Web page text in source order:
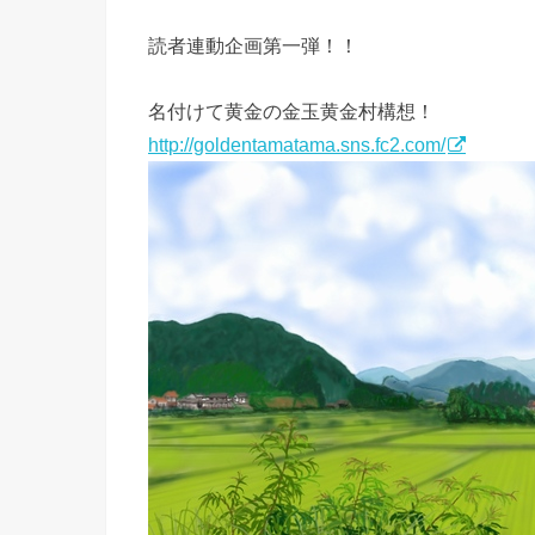
読者連動企画第一弾！！
名付けて黄金の金玉黄金村構想！
http://goldentamatama.sns.fc2.com/